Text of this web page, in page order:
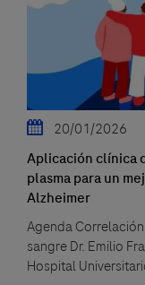
20/01/2026
Aplicación clínica
plasma para un
Alzheimer
Agenda
sangre Dr. Emilio
Hospital